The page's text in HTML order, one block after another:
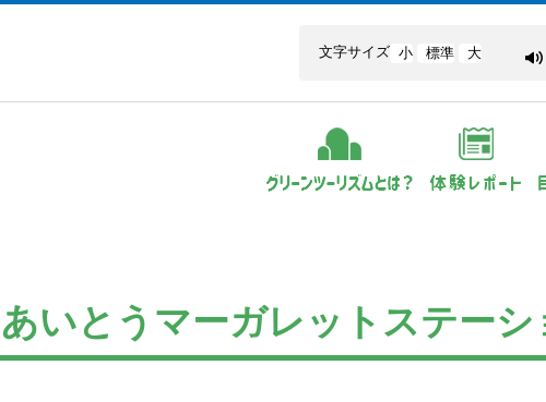
文字サイズ 小 標準 大
いとうマーガレットステーシ